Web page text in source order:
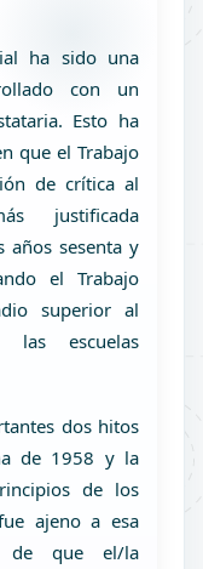
ha sido una
con un
Esto ha
que el Trabajo
de crítica al
justificada
años sesenta y
el Trabajo
superior al
las escuelas
dos hitos
de 1958 y la
de los
ajeno a esa
de que el/la